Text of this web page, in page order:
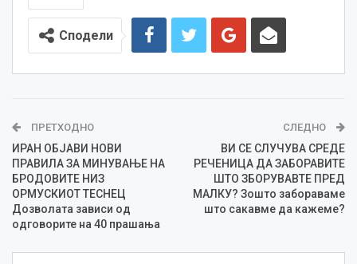
Сподели
ПРЕТХОДНО
ИРАН ОБЈАВИ НОВИ
ПРАВИЛА ЗА МИНУВАЊЕ НА
БРОДОВИТЕ НИЗ
ОРМУСКИОТ ТЕСНЕЦ
Дозволата зависи од
одговорите на 40 прашања
СЛЕДНО
ВИ СЕ СЛУЧУВА СРЕДЕ
РЕЧЕНИЦА ДА ЗАБОРАВИТЕ
ШТО ЗБОРУВАВТЕ ПРЕД
МАЛКУ? Зошто забораваме
што сакавме да кажеме?